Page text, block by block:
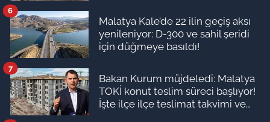
Malatya Kale’de 22 ilin geçiş aksı
yenileniyor: D-300 ve sahil şeridi
için düğmeye basıldı!
6
Bakan Kurum müjdeledi: Malatya
TOKİ konut teslim süreci başlıyor!
İşte ilçe ilçe teslimat takvimi ve
7